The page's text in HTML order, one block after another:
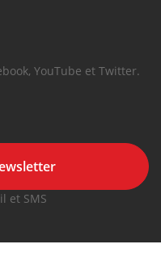
YouTube et Twitter.
et SMS